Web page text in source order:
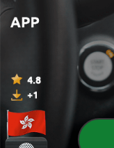
齋傾唔做